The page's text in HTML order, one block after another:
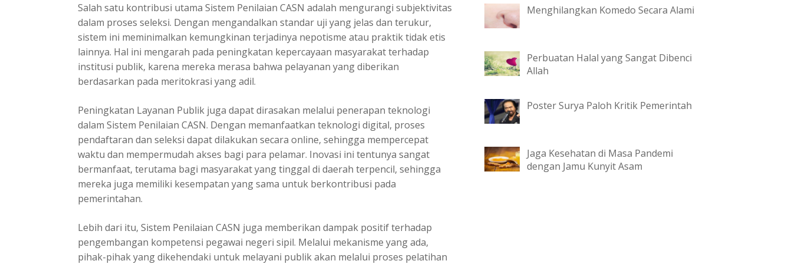
Salah satu kontribusi utama Sistem Penilaian CASN adalah mengurangi subjektivitas
dalam proses seleksi. Dengan mengandalkan standar uji yang jelas dan terukur,
sistem ini meminimalkan kemungkinan terjadinya nepotisme atau praktik tidak etis
lainnya. Hal ini mengarah pada peningkatan kepercayaan masyarakat terhadap
institusi publik, karena mereka merasa bahwa pelayanan yang diberikan
berdasarkan pada meritokrasi yang adil.
Peningkatan Layanan Publik juga dapat dirasakan melalui penerapan teknologi
dalam Sistem Penilaian CASN. Dengan memanfaatkan teknologi digital, proses
pendaftaran dan seleksi dapat dilakukan secara online, sehingga mempercepat
waktu dan mempermudah akses bagi para pelamar. Inovasi ini tentunya sangat
bermanfaat, terutama bagi masyarakat yang tinggal di daerah terpencil, sehingga
mereka juga memiliki kesempatan yang sama untuk berkontribusi pada
pemerintahan.
Lebih dari itu, Sistem Penilaian CASN juga memberikan dampak positif terhadap
pengembangan kompetensi pegawai negeri sipil. Melalui mekanisme yang ada,
pihak-pihak yang dikehendaki untuk melayani publik akan melalui proses pelatihan
Menghilangkan Komedo Secara Alami
Perbuatan Halal yang Sangat Dibenci
Allah
Poster Surya Paloh Kritik Pemerintah
Jaga Kesehatan di Masa Pandemi
dengan Jamu Kunyit Asam